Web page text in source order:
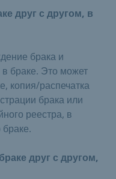
друг с другом, в
брака и
браке. Это может
копия/распечатка
брака или
реестра, в
браке.
друг с другом,